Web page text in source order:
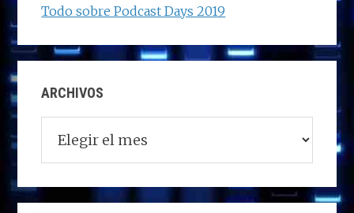
Todo sobre Podcast Days 2019
ARCHIVOS